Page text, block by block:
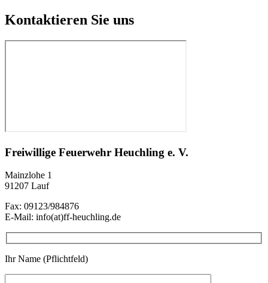
Kontaktieren Sie uns
Freiwillige Feuerwehr Heuchling e. V.
Mainzlohe 1
91207 Lauf
Fax: 09123/984876
E-Mail: info(at)ff-heuchling.de
Ihr Name (Pflichtfeld)